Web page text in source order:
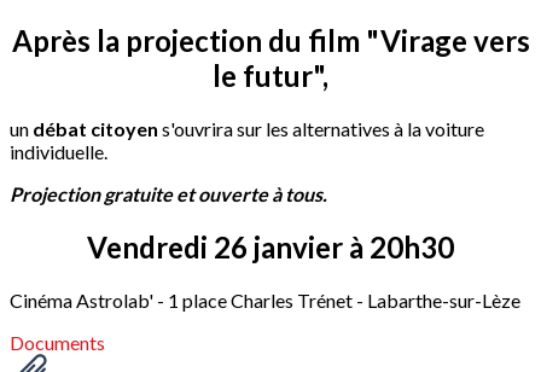
Après la projection du film "Virage vers
le futur",
un débat citoyen s'ouvrira sur les alternatives à la voiture
individuelle.
Projection gratuite et ouverte à tous.
Vendredi 26 janvier à 20h30
Cinéma Astrolab' - 1 place Charles Trénet - Labarthe-sur-Lèze
Documents